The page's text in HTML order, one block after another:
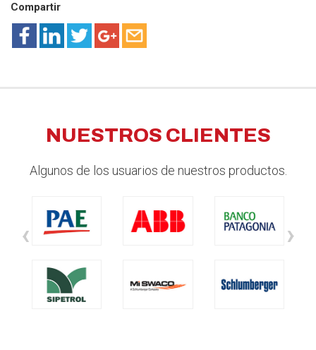
Compartir
NUESTROS CLIENTES
Algunos de los usuarios de nuestros productos.
‹ ›